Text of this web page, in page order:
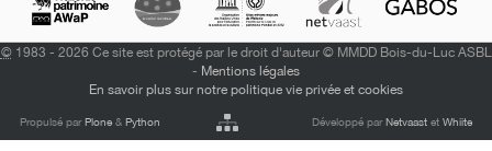
©1983 - 2026 Ce site est protégé par le droit d'auteur © MMDD Bois-du-Luc ASBL
- Mentions légales
En savoir plus sur notre politique vie privée et cookies
Propulsé parPlone &Python Développé parNetvaastet Whiite